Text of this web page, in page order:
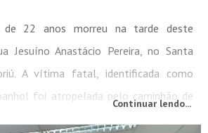
de 22 anos morreu na tarde deste
Jesuíno Anastácio Pereira, no Santa
A vítima fatal, identificada como
foi atropelada pelo caminhão de
Continuar lendo...